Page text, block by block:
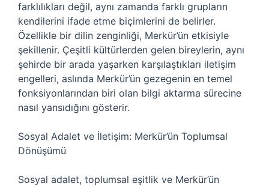
farklılıkları değil, aynı zamanda farklı grupların
kendilerini ifade etme biçimlerini de belirler.
Özellikle bir dilin zenginliği, Merkür’ün etkisiyle
şekillenir. Çeşitli kültürlerden gelen bireylerin, aynı
şehirde bir arada yaşarken karşılaştıkları iletişim
engelleri, aslında Merkür’ün gezegenin en temel
fonksiyonlarından biri olan bilgi aktarma sürecine
nasıl yansıdığını gösterir.
Sosyal Adalet ve İletişim: Merkür’ün Toplumsal
Dönüşümü
Sosyal adalet, toplumsal eşitlik ve Merkür’ün